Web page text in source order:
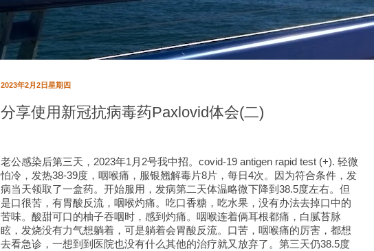
2023年2月2日星期四
分享使用新冠抗病毒药Paxlovid体会(二)
老公感染后第三天，2023年1月2号我中招。covid-19 antigen rapid test (+). 轻微
怕冷，发热38-39度，咽喉痛，服银翘解毒片8片，每日4次。因为符合条件，发
病当天领取了一盒药。开始服用，发病第二天体温略微下降到38.5度左右。但
是口很苦，有胃酸反流，咽喉灼痛。吃口香糖，吃水果，没有办法去掉口中的
苦味。酸甜可口的柚子吞咽时，感到灼痛。咽喉连着俩耳根都痛，白腻苔脉
眩，发烧没有力气想躺着，可是躺着会胃酸反流。口苦，咽喉痛的厉害，都想
去看急诊，一想到到医院也没有什么其他的治疗就又放弃了。第三天仍38.5度